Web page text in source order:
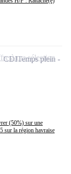
(50%) sur une
sur la région havraise
CDITemps plein
à ma sélection